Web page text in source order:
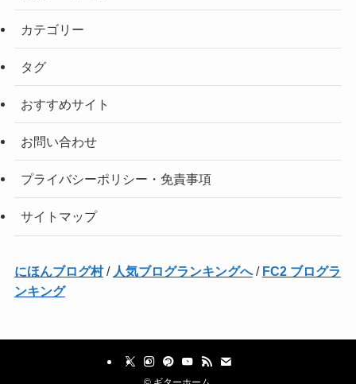
カテゴリー
タグ
おすすめサイト
お問い合わせ
プライバシーポリシー・免責事項
サイトマップ
にほんブログ村/ 人気ブログランキングへ/ FC2 ブログラ
ンキング